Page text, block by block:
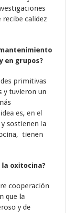
calidez
en grupos?
primitivas
y tuvieron un
es, en el
sostienen la
tienen
oxitocina?
cooperación
que la
y de